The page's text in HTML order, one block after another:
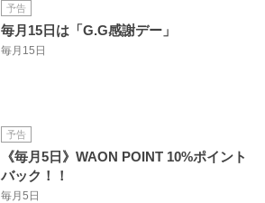
予告
毎月15日は「G.G感謝デー」
毎月15日
予告
《毎月5日》WAON POINT 10%ポイント
バック！！
毎月5日